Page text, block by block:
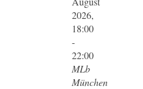
2026,
18:00
-
22:00
MLb
München